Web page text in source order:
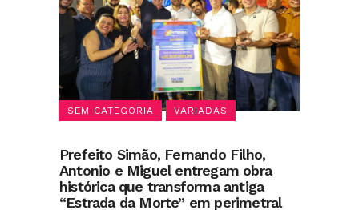
SEM CATEGORIA VARIADAS
Prefeito Simão, Fernando Filho,
Antonio e Miguel entregam obra
histórica que transforma antiga
“Estrada da Morte” em perimetral